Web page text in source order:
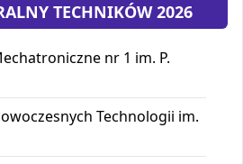
TECHNIKÓW 2026
nr 1 im. P.
Technologii im.